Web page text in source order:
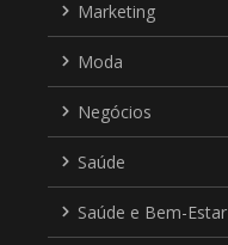
Marketing
Moda
Negócios
Saúde
Saúde e Bem-Estar